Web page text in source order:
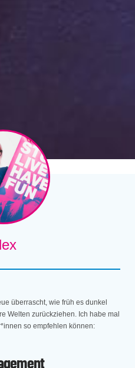
überrascht, wie früh es dunkel
Welten zurückziehen. Ich habe mal
so empfehlen können: